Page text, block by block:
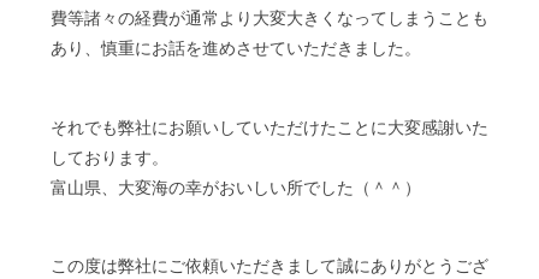
費等諸々の経費が通常より大変大きくなってしまうことも
あり、慎重にお話を進めさせていただきました。
それでも弊社にお願いしていただけたことに大変感謝いた
しております。
富山県、大変海の幸がおいしい所でした（＾＾）
この度は弊社にご依頼いただきまして誠にありがとうござ